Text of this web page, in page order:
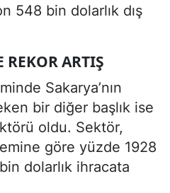
548 bin dolarlık dış
REKOR ARTIŞ
Sakarya’nın
bir diğer başlık ise
oldu. Sektör,
göre yüzde 1928
dolarlık ihracata